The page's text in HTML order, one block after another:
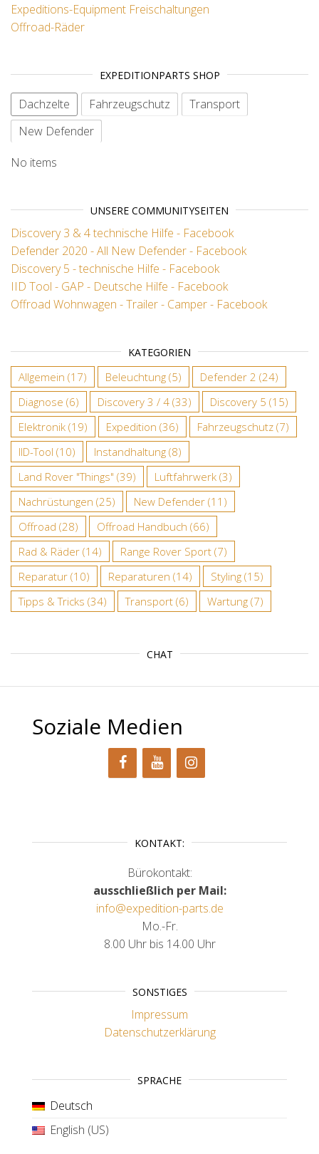
Expeditions-Equipment Freischaltungen
Offroad-Räder
EXPEDITIONPARTS SHOP
Dachzelte Fahrzeugschutz
Transport
New Defender
No items
UNSERE COMMUNITYSEITEN
Discovery 3 & 4 technische Hilfe - Facebook
Defender 2020 - All New Defender - Facebook
Discovery 5 - technische Hilfe - Facebook
IID Tool - GAP - Deutsche Hilfe - Facebook
Offroad Wohnwagen - Trailer - Camper - Facebook
KATEGORIEN
Allgemein (17) Beleuchtung (5) Defender 2 (24)
Diagnose (6) Discovery 3 / 4 (33) Discovery 5 (15)
Elektronik (19) Expedition (36) Fahrzeugschutz (7)
IID-Tool (10) Instandhaltung (8)
Land Rover "Things" (39) Luftfahrwerk (3)
Nachrüstungen (25) New Defender (11)
Offroad (28) Offroad Handbuch (66)
Rad & Räder (14) Range Rover Sport (7)
Reparatur (10) Reparaturen (14) Styling (15)
Tipps & Tricks (34) Transport (6) Wartung (7)
CHAT
Soziale Medien
KONTAKT:
Bürokontakt:
ausschließlich per Mail:
info@expedition-parts.de
Mo.-Fr.
8.00 Uhr bis 14.00 Uhr
SONSTIGES
Impressum
Datenschutzerklärung
SPRACHE
Deutsch
English (US)